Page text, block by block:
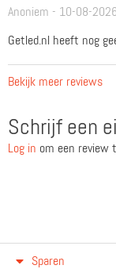
Anoniem - 10-08-2026
Getled.nl heeft nog
Bekijk meer reviews
Schrijf een
Log in om een review
Sparen